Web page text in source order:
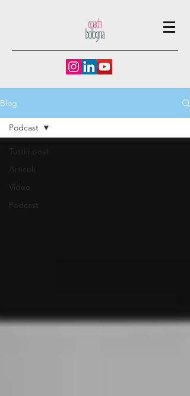
Blog
Tutti i post
Articoli
Video
Podcast
Podcast